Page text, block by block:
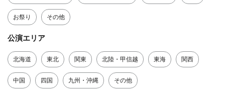
お祭り その他
公演エリア
北海道 東北 関東 北陸・甲信越 東海 関西
中国 四国 九州・沖縄 その他